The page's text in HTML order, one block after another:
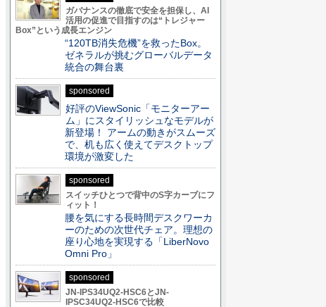
ガバナンスの徹底で安全を担保し、AI
活用の促進で目指すのは“トレジャー
Box”という成長エンジン
“120TB消失危機”を救ったBox。
ゼネラルが挑むグローバルデータ
統合の舞台裏
sponsored
好評のViewSonic「モニターアー
ム」にスタイリッシュなモデルが
新登場！ アームの動きがスムーズ
で、机も広く使えてデスクトップ
環境が激変した
sponsored
スイッチひとつで背中のS字カーブにフ
ィット！
腰を気にする長時間デスクワーカ
ーのための次世代チェア。理想の
座り心地を実現する「LiberNovo
Omni Pro」
sponsored
JN-IPS34UQ2-HSC6とJN-
IPSC34UQ2-HSC6で比較